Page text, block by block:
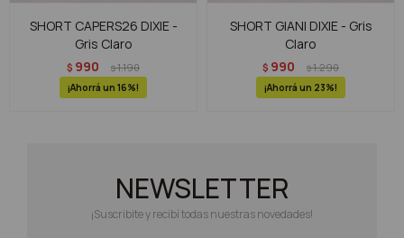
SHORT CAPERS26 DIXIE -
Gris Claro
$ 990 $1.190
16
SHORT GIANI DIXIE - Gris
Claro
$ 990 $1.290
23
NEWSLETTER
¡Suscribite y recibí todas nuestras novedades!